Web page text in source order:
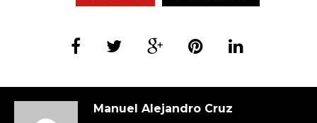
Manuel Alejandro Cruz